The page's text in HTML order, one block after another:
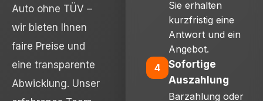
Auto ohne TÜV –
wir bieten Ihnen
faire Preise und
eine transparente
Abwicklung. Unser
Sie erhalten
kurzfristig eine
Antwort und ein
Angebot.
4
Sofortige
Auszahlung
Barzahlung oder